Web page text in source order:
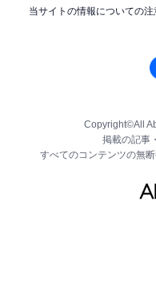
当サイトの情報についての注
Copyright©All
掲載の記事
すべてのコンテンツの無